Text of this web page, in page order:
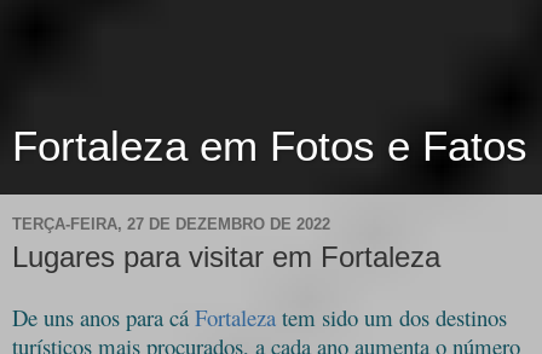
Fortaleza em Fotos e Fatos
TERÇA-FEIRA, 27 DE DEZEMBRO DE 2022
Lugares para visitar em Fortaleza
De uns anos para cá Fortaleza tem sido um dos destinos
turísticos mais procurados, a cada ano aumenta o número